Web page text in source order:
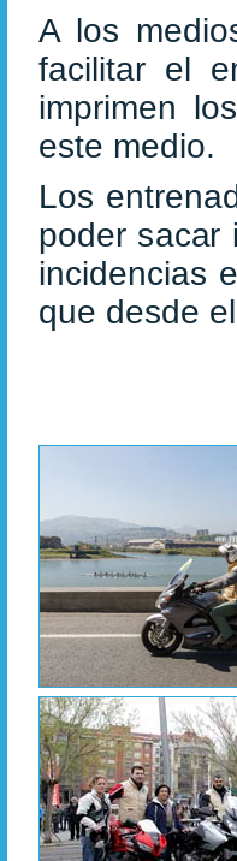
A los
facilitar el
imprimen
este medio.
Los
poder sacar
incidencias
que desde